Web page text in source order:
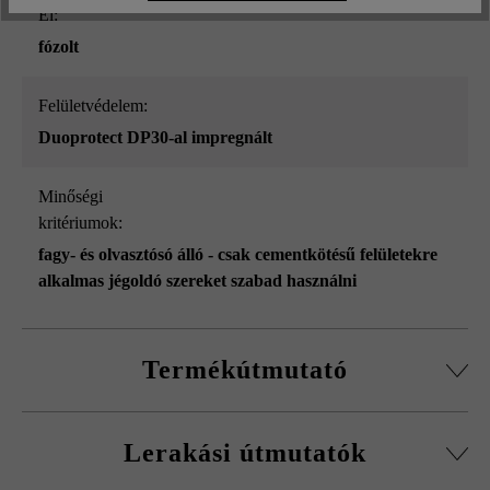
él:
fózolt
Felületvédelem:
Duoprotect DP30-al impregnált
Minőségi
kritériumok:
fagy- és olvasztósó álló - csak cementkötésű felületekre
alkalmas jégoldó szereket szabad használni
Termékútmutató
nagy tartószilárdságú betonból
Lerakási útmutatók